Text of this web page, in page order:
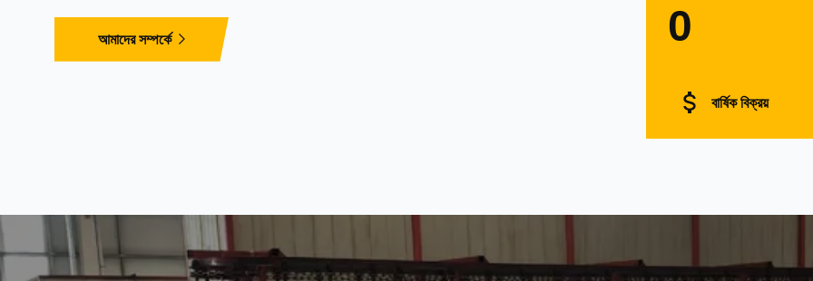
আমাদের সম্পর্কে
0
বার্ষিক বিক্রয়